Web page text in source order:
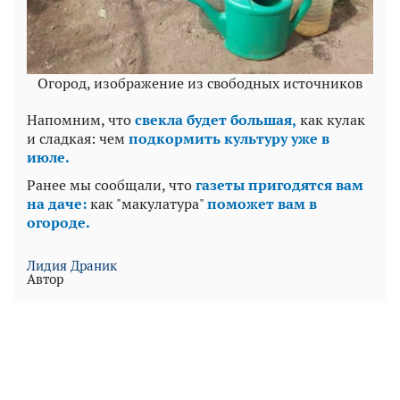
Огород, изображение из свободных источников
Напомним, чтосвекла будет большая, как кулак
и сладкая: чемподкормить культуру уже в
июле.
Ранее мы сообщали, чтогазеты пригодятся вам
на даче:как "макулатура"поможет вам в
огороде.
Лидия Драник
Автор